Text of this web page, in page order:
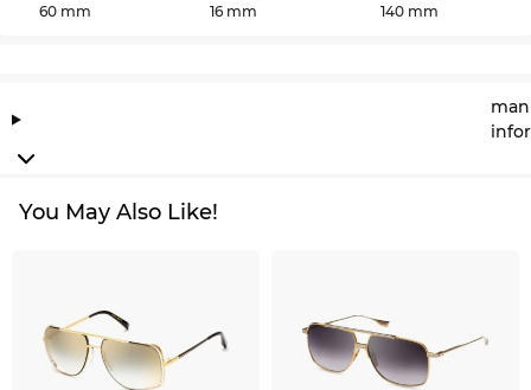
60 mm
16 mm
140 mm
You May Also Like!